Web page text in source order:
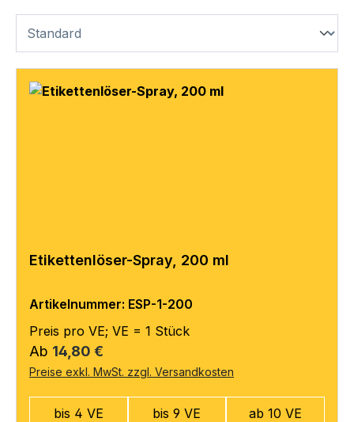
Etikettenlöser-Spray, 200 ml
Artikelnummer: ESP-1-200
Preis pro VE; VE = 1 Stück
Regulärer Preis:
Ab 14,80 €
Preise exkl. MwSt. zzgl. Versandkosten
bis 4 VE bis 9 VE ab 10 VE